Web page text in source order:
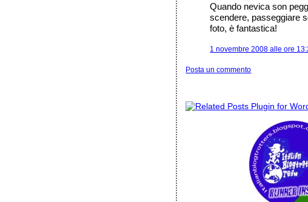
Quando nevica son
scendere, passeggiare
foto, è fantastica!
1 novembre 2008 alle ore
Posta un commento